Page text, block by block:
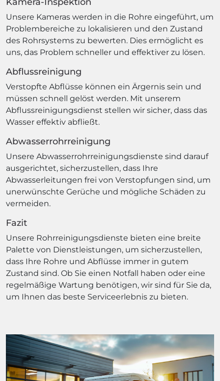
Unsere Kameras werden in die Rohre eingeführt, um
Problembereiche zu lokalisieren und den Zustand
des Rohrsystems zu bewerten. Dies ermöglicht es
uns, das Problem schneller und effektiver zu lösen.
Abflussreinigung
Verstopfte Abflüsse können ein Ärgernis sein und
müssen schnell gelöst werden. Mit unserem
Abflussreinigungsdienst stellen wir sicher, dass das
Wasser effektiv abfließt.
Abwasserrohrreinigung
Unsere Abwasserrohrreinigungsdienste sind darauf
ausgerichtet, sicherzustellen, dass Ihre
Abwasserleitungen frei von Verstopfungen sind, um
unerwünschte Gerüche und mögliche Schäden zu
vermeiden.
Fazit
Unsere Rohrreinigungsdienste bieten eine breite
Palette von Dienstleistungen, um sicherzustellen,
dass Ihre Rohre und Abflüsse immer in gutem
Zustand sind. Ob Sie einen Notfall haben oder eine
regelmäßige Wartung benötigen, wir sind für Sie da,
um Ihnen das beste Serviceerlebnis zu bieten.